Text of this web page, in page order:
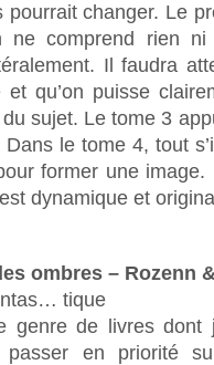
changer. Le
ne comprend rien
Il faudra
qu’on puisse
sujet. Le tome 3
le tome 4, tout
former une
dynamique et
ombres – Rozenn
tique
genre de livres
passer en priorité